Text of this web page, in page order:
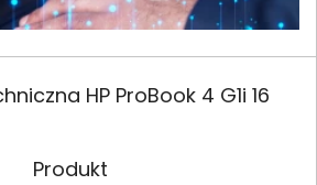
HP ProBook 4 G1i 16
Produkt